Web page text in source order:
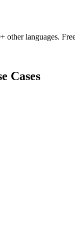
other languages.
Cases